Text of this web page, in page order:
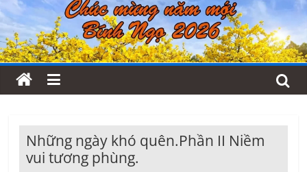
Những ngày khó quên.Phần II Niềm
vui tương phùng.